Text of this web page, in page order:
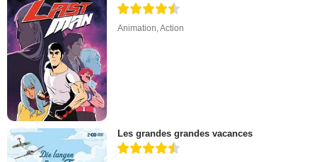
Animation,Action
Les grandes grandes vacances